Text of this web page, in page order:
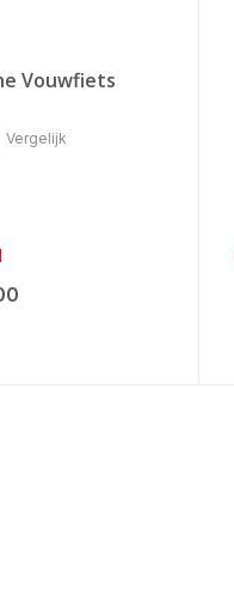
Vouwfiets
Vergelijk